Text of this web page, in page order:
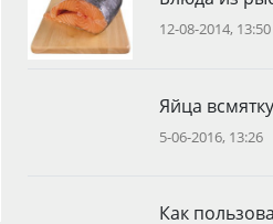
12-08-2014, 13:50
Яйца всмятку
5-06-2016, 13:26
Как